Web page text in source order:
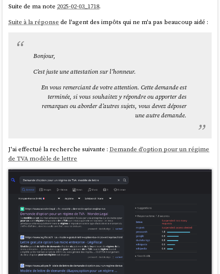
Suite de ma note 2025-02-03_1718.
Suite à la réponse de l'agent des impôts qui ne m'a pas beaucoup aidé :
Bonjour,
C’est juste une attestation sur l’honneur.
En vous remerciant de votre attention. Cette demande est
terminée, si vous souhaitez y répondre ou apporter des
remarques ou aborder d’autres sujets, vous devez déposer
une autre demande.
J'ai effectué la recherche suivante :Demande d'option pour un régime
de TVA modèle de lettre